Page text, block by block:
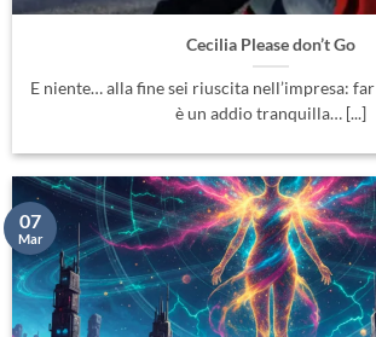
Cecilia Please don’t Go
E niente… alla fine sei riuscita nell’impresa:
è un addio tranquilla… [...]
07
Mar